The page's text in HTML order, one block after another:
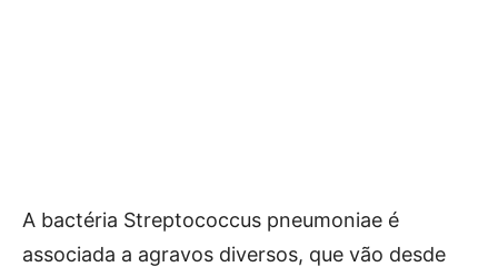
A bactéria Streptococcus pneumoniae é
associada a agravos diversos, que vão desde